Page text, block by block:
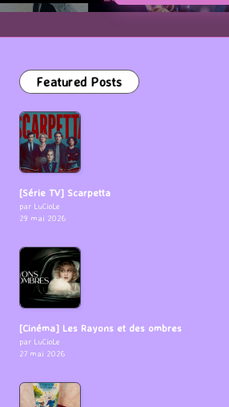
Featured Posts
[Série TV] Scarpetta
par LuCioLe
29 mai 2026
[Cinéma] Les Rayons et des ombres
par LuCioLe
27 mai 2026